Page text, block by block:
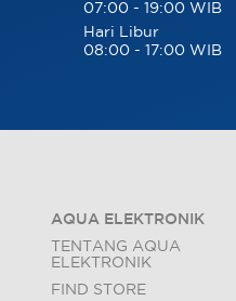
07:00 - 19:00 WIB
Hari Libur
08:00 - 17:00 WIB
AQUA ELEKTRONIK
TENTANG AQUA
ELEKTRONIK
FIND STORE